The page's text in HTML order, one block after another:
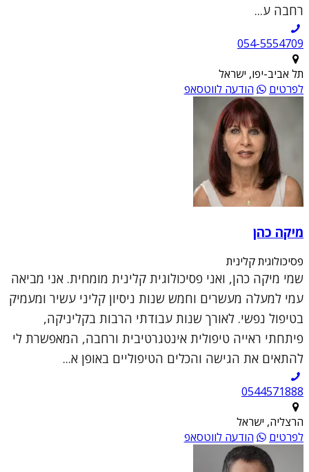
רחבה ע...
054-5554709
תל אביב-יפו, ישראל
לפרטים
הודעה לווטסאפ
מיקה כהן
פסיכולוגית קלינית
שמי מיקה כהן, ואני פסיכולוגית קלינית מומחית. אני מביאה
עמי למעלה מעשרים וחמש שנות ניסיון קליני עשיר ומעמיק
בטיפול נפשי. לאורך שנות עבודתי הרבות בקליניקה,
פיתחתי ראייה טיפולית אינטגרטיבית ורחבה, המאפשרת לי
להתאים את הגישה והכלים הטיפוליים באופן א...
0544571888
הרצליה, ישראל
לפרטים
הודעה לווטסאפ